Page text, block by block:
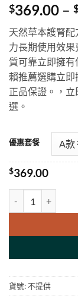
$369.00 –
天然草本護腎
力長期使用效
質可靠立即擁
賴推薦選購立
正品保證。，
選。
優惠套餐
$369.00
貨號:不提供